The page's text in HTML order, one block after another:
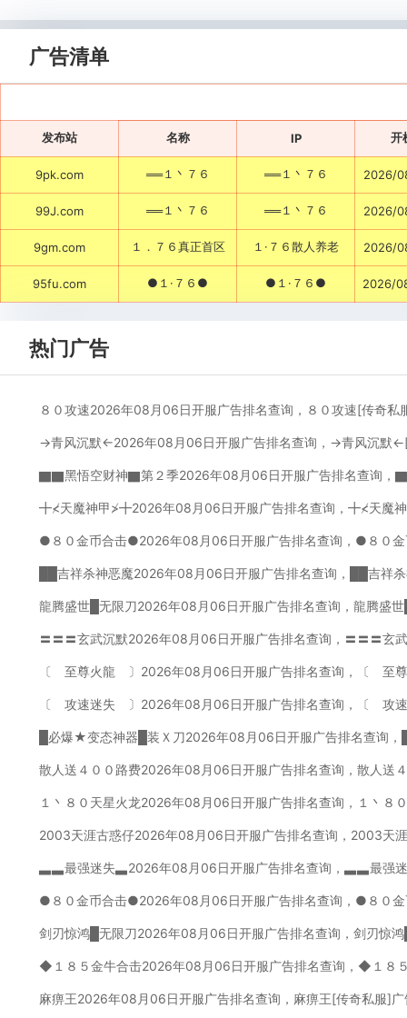
广告清单
发布站 名称 IP 开
9pk.com ══１丶７６ ══１丶７６ 2026/
99J.com ══１丶７６ ══１丶７６ 2026/
9gm.com １．７６真正首区 １·７６散人养老 2026/
95fu.com ●１·７６● ●１·７６● 2026/
热门广告
８０攻速2026年08月06日开服广告排名查询，８０攻速[传奇私
→青风沉默←2026年08月06日开服广告排名查询，→青风沉默
▇▇黑悟空财神▇第２季2026年08月06日开服广告排名查询，
╋≮天魔神甲≯╋2026年08月06日开服广告排名查询，╋≮天魔
●８０金币合击●2026年08月06日开服广告排名查询，●８０
██吉祥杀神恶魔2026年08月06日开服广告排名查询，██吉祥
龍腾盛世█无限刀2026年08月06日开服广告排名查询，龍腾盛
〓〓〓玄武沉默2026年08月06日开服广告排名查询，〓〓〓玄
〔 至尊火龍 〕2026年08月06日开服广告排名查询，〔 至
〔 攻速迷失 〕2026年08月06日开服广告排名查询，〔 攻
█必爆★变态神器█装Ｘ刀2026年08月06日开服广告排名查询
散人送４００路费2026年08月06日开服广告排名查询，散人送
１丶８０天星火龙2026年08月06日开服广告排名查询，１丶８
2003天涯古惑仔2026年08月06日开服广告排名查询，2003天
▃▃最强迷失▃2026年08月06日开服广告排名查询，▃▃最强
●８０金币合击●2026年08月06日开服广告排名查询，●８０
剑刃惊鸿█无限刀2026年08月06日开服广告排名查询，剑刃惊
◆１８５金牛合击2026年08月06日开服广告排名查询，◆１８
麻痹王2026年08月06日开服广告排名查询，麻痹王[传奇私服]广